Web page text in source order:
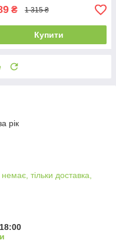
₴ 1 315 ₴
Купити
рік
тільки доставка,